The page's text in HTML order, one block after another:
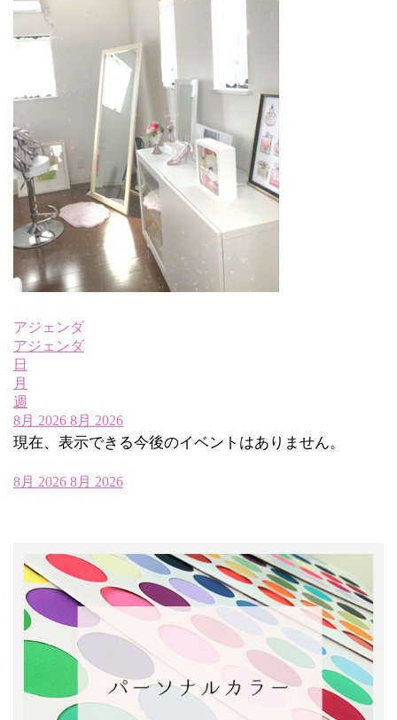
アジェンダ
アジェンダ
日
月
週
8月 2026 8月 2026
現在、表示できる今後のイベントはありません。
8月 2026 8月 2026